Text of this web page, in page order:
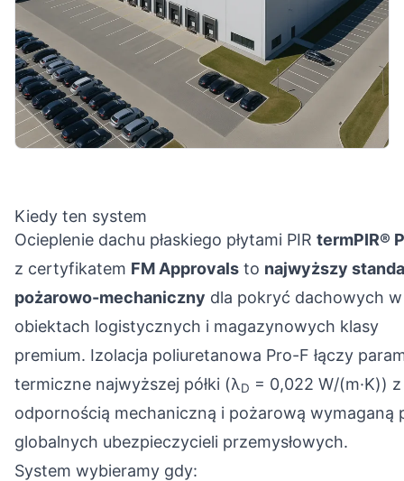
Kiedy ten system
Ocieplenie dachu płaskiego płytami PIR termPIR®
z certyfikatem FM Approvals to najwyższy
pożarowo-mechaniczny dla pokryć dachowych w
obiektach logistycznych i magazynowych klasy
premium. Izolacja poliuretanowa Pro-F łączy
termiczne najwyższej półki (λD = 0,022 W/(m·K)) z
odpornością mechaniczną i pożarową wymaganą
globalnych ubezpieczycieli przemysłowych.
System wybieramy gdy: